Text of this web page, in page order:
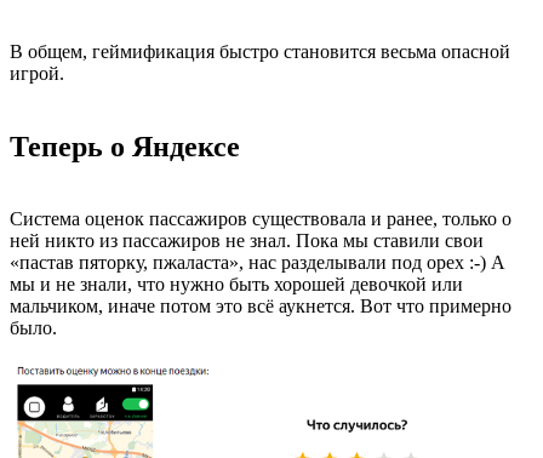
В общем, геймификация быстро становится весьма опасной
игрой.
Теперь о Яндексе
Система оценок пассажиров существовала и ранее, только о
ней никто из пассажиров не знал. Пока мы ставили свои
«пастав пяторку, пжаласта», нас разделывали под орех :-) А
мы и не знали, что нужно быть хорошей девочкой или
мальчиком, иначе потом это всё аукнется. Вот что примерно
было.